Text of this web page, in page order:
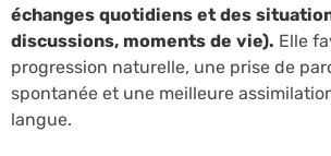
échanges quotidiens et des
discussions, moments de vie). Elle
progression naturelle, une prise de
spontanée et une meilleure
langue.